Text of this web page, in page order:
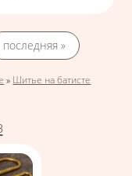
последняя »
» Шитье на батисте